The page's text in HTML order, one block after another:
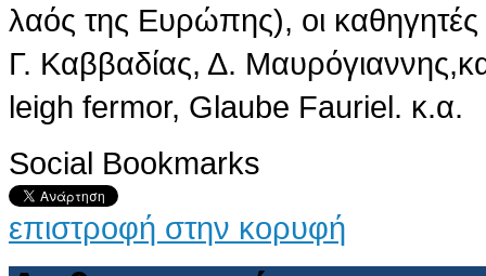
λαός της Ευρώπης), οι καθηγητές
Γ. Καββαδίας, Δ.
leigh fermor, Glaube Fauriel. κ.α.
Social Bookmarks
επιστροφή στην κορυφή